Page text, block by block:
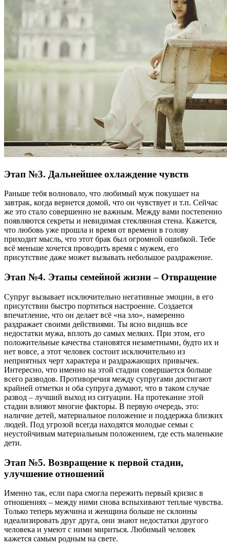
Этап №3. Дальнейшее охлаждение чувств
Раньше тебя волновало, что любимый муж покушает на
завтрак, когда вернется домой, что он чувствует и т.п. Сейчас
же это стало совершенно не важным. Между вами постепенно
появляются секреты и невидимая стеклянная стена. Кажется,
что любовь уже прошла и время от времени в голову
приходит мысль, что этот брак был огромной ошибкой. Тебе
всё меньше хочется проводить время с мужем, его
присутствие даже может вызывать небольшое раздражение.
Этап №4. Этапы семейной жизни – Отвращение
Супруг вызывает исключительно негативные эмоции, в его
присутствии быстро портиться настроение. Создается
впечатление, что он делает всё «на зло», намеренно
раздражает своими действиями. Ты ясно видишь все
недостатки мужа, вплоть до самых мелких. При этом, его
положительные качества становятся незаметными, будто их и
нет вовсе, а этот человек состоит исключительно из
неприятных черт характера и раздражающих привычек.
Интересно, что именно на этой стадии совершается больше
всего разводов. Противоречия между супругами достигают
крайней отметки и оба супруга думают, что в таком случае
развод – лучший выход из ситуации. На протекание этой
стадии влияют многие факторы. В первую очередь, это:
наличие детей, материальное положение и поддержка близких
людей. Под угрозой всегда находятся молодые семьи с
неустойчивым материальным положением, где есть маленькие
дети.
Этап №5. Возвращение к первой стадии,
улучшение отношений
Именно так, если пара смогла пережить первый кризис в
отношениях – между ними снова вспыхивают теплые чувства.
Только теперь мужчина и женщина больше не склонны
идеализировать друг друга, они знают недостатки другого
человека и умеют с ними мириться. Любимый человек
кажется самым родным на свете.